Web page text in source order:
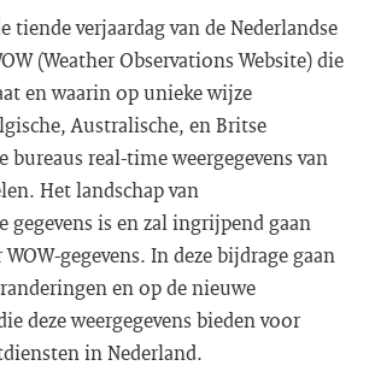
tiende verjaardag van de Nederlandse
(Weather Observations Website) die
en waarin op unieke wijze
Australische, en Britse
real-time weergegevens van
Het landschap van
gegevens is en zal ingrijpend gaan
gegevens. In deze bijdrage gaan
en op de nieuwe
deze weergegevens bieden voor
in Nederland.